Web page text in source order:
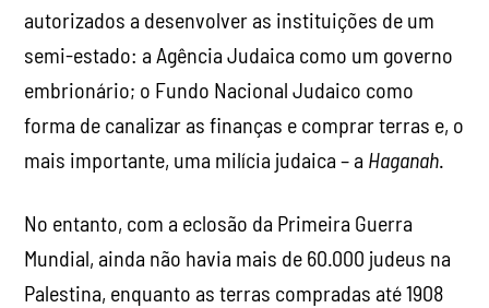
autorizados a desenvolver as instituições de um
semi-estado: a Agência Judaica como um governo
embrionário; o Fundo Nacional Judaico como
forma de canalizar as finanças e comprar terras e, o
mais importante, uma milícia judaica – a Haganah.
No entanto, com a eclosão da Primeira Guerra
Mundial, ainda não havia mais de 60.000 judeus na
Palestina, enquanto as terras compradas até 1908